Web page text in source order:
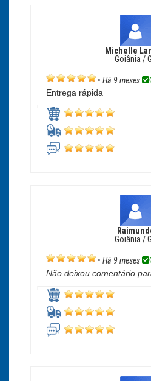
Michelle
Goiânia /
• Há 9 meses
Entrega rápida
Goiânia /
• Há 9 meses
Não deixou comentário